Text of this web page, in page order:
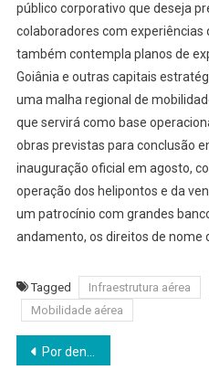
público corporativo que deseja
colaboradores com experiências
também contempla planos de
Goiânia e outras capitais
uma malha regional de
que servirá como base
obras previstas para conclusão
inauguração oficial em agosto,
operação dos helipontos e da
um patrocínio com grandes
andamento, os direitos de nome
Tagged Infraestrutura aérea
Mobilidade aérea
Navegação
Por dentro da Nova Lei de Seguros